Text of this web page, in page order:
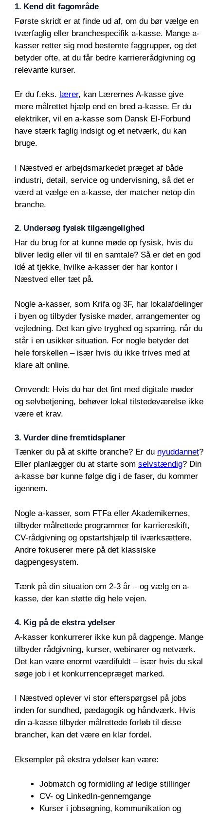
1. Kend dit fagområde
Første skridt er at finde ud af, om du bør vælge en
tværfaglig eller branchespecifik a-kasse. Mange a-
kasser retter sig mod bestemte faggrupper, og det
betyder ofte, at du får bedre karriererådgivning og
relevante kurser.
Er du f.eks. lærer, kan Lærernes A-kasse give
mere målrettet hjælp end en bred a-kasse. Er du
elektriker, vil en a-kasse som Dansk El-Forbund
have stærk faglig indsigt og et netværk, du kan
bruge.
I Næstved er arbejdsmarkedet præget af både
industri, detail, service og undervisning, så det er
værd at vælge en a-kasse, der matcher netop din
branche.
2. Undersøg fysisk tilgængelighed
Har du brug for at kunne møde op fysisk, hvis du
bliver ledig eller vil til en samtale? Så er det en god
idé at tjekke, hvilke a-kasser der har kontor i
Næstved eller tæt på.
Nogle a-kasser, som Krifa og 3F, har lokalafdelinger
i byen og tilbyder fysiske møder, arrangementer og
vejledning. Det kan give tryghed og sparring, når du
står i en usikker situation. For nogle betyder det
hele forskellen – især hvis du ikke trives med at
klare alt online.
Omvendt: Hvis du har det fint med digitale møder
og selvbetjening, behøver lokal tilstedeværelse ikke
være et krav.
3. Vurder dine fremtidsplaner
Tænker du på at skifte branche? Er du nyuddannet?
Eller planlægger du at starte som selvstændig? Din
a-kasse bør kunne følge dig i de faser, du kommer
igennem.
Nogle a-kasser, som FTFa eller Akademikernes,
tilbyder målrettede programmer for karriereskift,
CV-rådgivning og opstartshjælp til iværksættere.
Andre fokuserer mere på det klassiske
dagpengesystem.
Tænk på din situation om 2-3 år – og vælg en a-
kasse, der kan støtte dig hele vejen.
4. Kig på de ekstra ydelser
A-kasser konkurrerer ikke kun på dagpenge. Mange
tilbyder rådgivning, kurser, webinarer og netværk.
Det kan være enormt værdifuldt – især hvis du skal
søge job i et konkurrencepræget marked.
I Næstved oplever vi stor efterspørgsel på jobs
inden for sundhed, pædagogik og håndværk. Hvis
din a-kasse tilbyder målrettede forløb til disse
brancher, kan det være en klar fordel.
Eksempler på ekstra ydelser kan være:
Jobmatch og formidling af ledige stillinger
CV- og LinkedIn-gennemgange
Kurser i jobsøgning, kommunikation og